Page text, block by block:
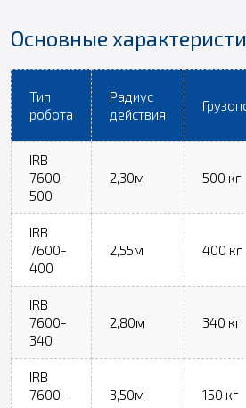
Основные
Тип
робота
Радиус
действия
IRB
7600-
500
2,30м 500 кг
IRB
7600-
400
2,55м 400 кг
IRB
7600-
340
2,80м 340 кг
IRB
7600-
3,50м 150 кг